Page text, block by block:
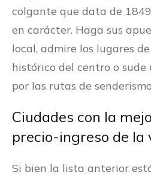
colgante que data de
en carácter. Haga sus
local, admire los lugares
histórico del centro o
por las rutas de
Ciudades con la
precio-ingreso de la
Si bien la lista anterior